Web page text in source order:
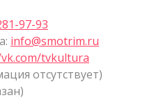
97-93
info@smotrim.ru
tvkultura
отсутствует)